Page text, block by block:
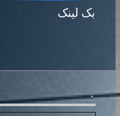
بک لینک
.